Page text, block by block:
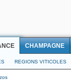
CHAMPAGNE
REGIONS VITICOLES